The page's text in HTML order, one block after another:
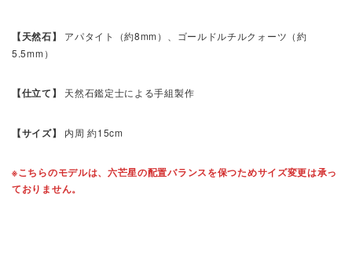
【天然石】
アパタイト（約8mm）、ゴールドルチルクォーツ（約
5.5mm）
【仕立て】 天然石鑑定士による手組製作
【サイズ】 内周 約15cm
※こちらのモデルは、六芒星の配置バランスを保つためサイズ変更は承っ
ておりません。